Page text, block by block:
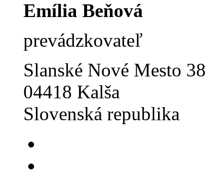
Emília Beňová
prevádzkovateľ
Slanské Nové Mesto 38
04418 Kalša
Slovenská republika